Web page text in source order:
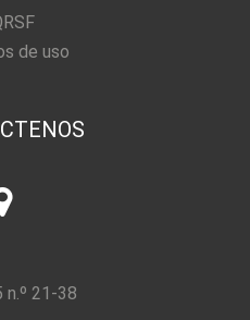
de uso
n.º 21-38